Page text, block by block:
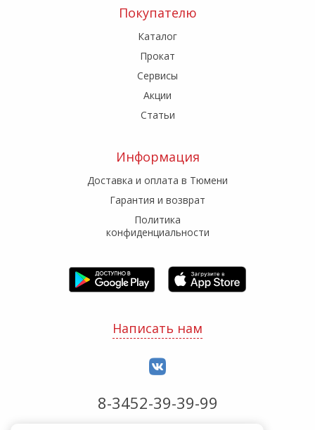
Покупателю
Каталог
Прокат
Сервисы
Акции
Статьи
Информация
Доставка и оплата в Тюмени
Гарантия и возврат
Политика
конфиденциальности
Написать нам
8-3452-39-39-99